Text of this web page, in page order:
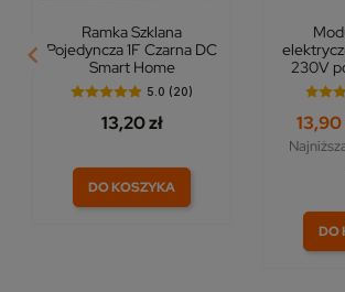
Ramka Szklana
Pojedyncza 1F Czarna DC
Smart Home
5.0 (20)
13,20 zł
DO KOSZYKA
230V
13,90
DO